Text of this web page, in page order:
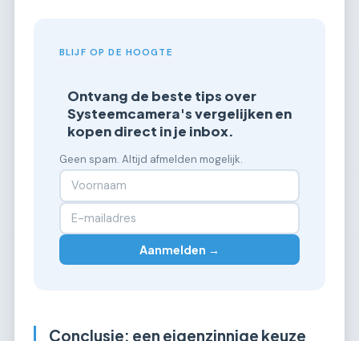
BLIJF OP DE HOOGTE
Ontvang de beste tips over
Systeemcamera's vergelijken en
kopen direct in je inbox.
Geen spam. Altijd afmelden mogelijk.
Aanmelden →
Conclusie: een eigenzinnige keuze